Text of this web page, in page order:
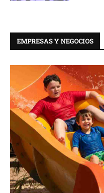
EMPRESAS Y NEGOCIOS